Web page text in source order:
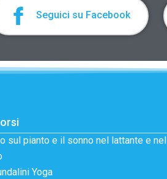
Seguici su Facebook
sul pianto e il sonno nel lattante e nel
Yoga